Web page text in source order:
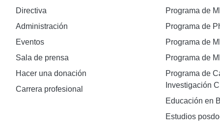
Directiva
Administración
Eventos
Sala de prensa
Hacer una donación
Carrera profesional
Programa de
Programa de
Programa de
Programa de
Programa de
Investigación
Educación en
Estudios